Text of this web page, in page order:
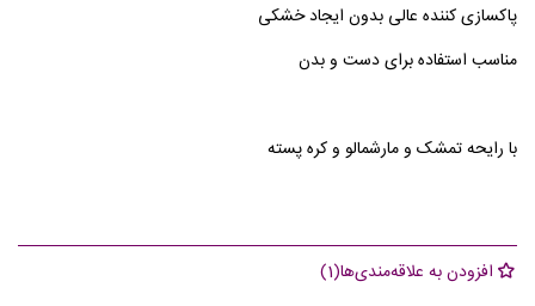
پاکسازی کننده عالی بدون ایجاد خشکی
مناسب استفاده برای دست و بدن
با رایحه تمشک و مارشمالو و کره پسته
افزودن به علاقه‌مندی‌ها(
1
)